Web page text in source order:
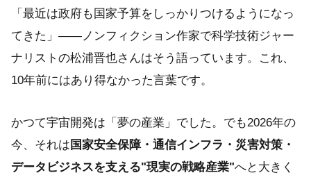
「最近は政府も国家予算をしっかりつけるようになっ
てきた」——ノンフィクション作家で科学技術ジャー
ナリストの松浦晋也さんはそう語っています。これ、
10年前にはあり得なかった言葉です。
かつて宇宙開発は「夢の産業」でした。でも2026年の
今、それは 国家安全保障・通信インフラ・災害対策・
データビジネスを支える"現実の戦略産業"へと大きく